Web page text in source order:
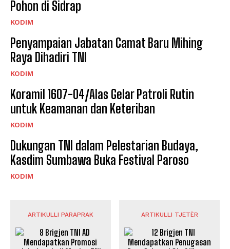
Pohon di Sidrap
KODIM
Penyampaian Jabatan Camat Baru Mihing
Raya Dihadiri TNI
KODIM
Koramil 1607-04/Alas Gelar Patroli Rutin
untuk Keamanan dan Keteriban
KODIM
Dukungan TNI dalam Pelestarian Budaya,
Kasdim Sumbawa Buka Festival Paroso
KODIM
ARTIKULLI PARAPRAK ARTIKULLI TJETËR